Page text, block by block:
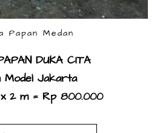
Papan Medan
DUKA CITA
Model Jakarta
x 2 m = Rp 800.000